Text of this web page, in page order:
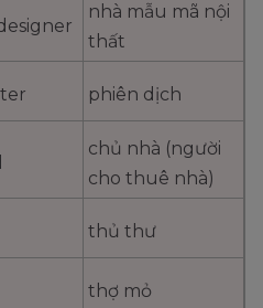
nhà mẫu mã nội
thất
phiên dịch
chủ nhà (người
cho thuê nhà)
thủ thư
thợ mỏ